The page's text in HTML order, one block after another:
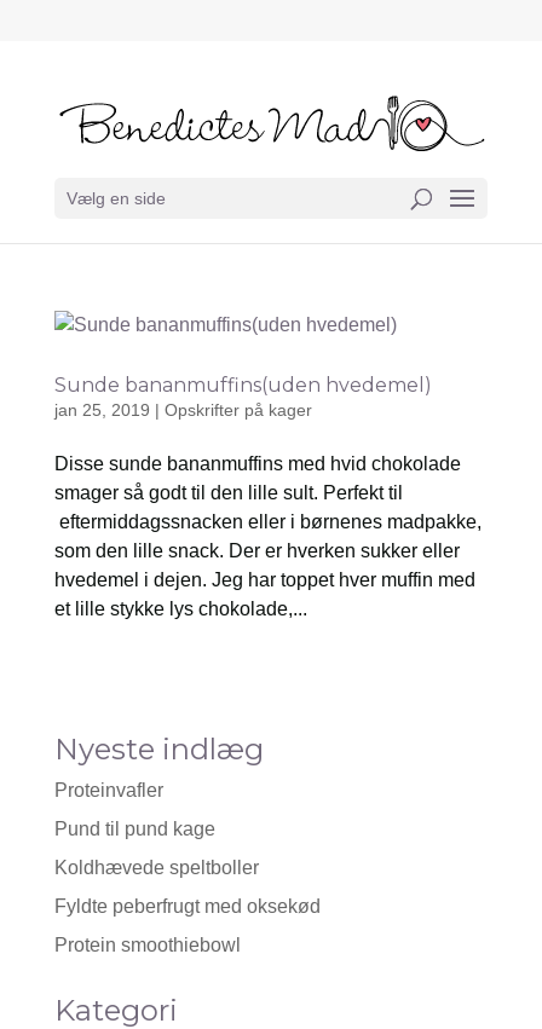
Vælg en side
Sunde bananmuffins(uden hvedemel)
jan 25, 2019 | Opskrifter på kager
Disse sunde bananmuffins med hvid chokolade
smager så godt til den lille sult. Perfekt til
eftermiddagssnacken eller i børnenes madpakke,
som den lille snack. Der er hverken sukker eller
hvedemel i dejen. Jeg har toppet hver muffin med
et lille stykke lys chokolade,...
Nyeste indlæg
Proteinvafler
Pund til pund kage
Koldhævede speltboller
Fyldte peberfrugt med oksekød
Protein smoothiebowl
Kategori